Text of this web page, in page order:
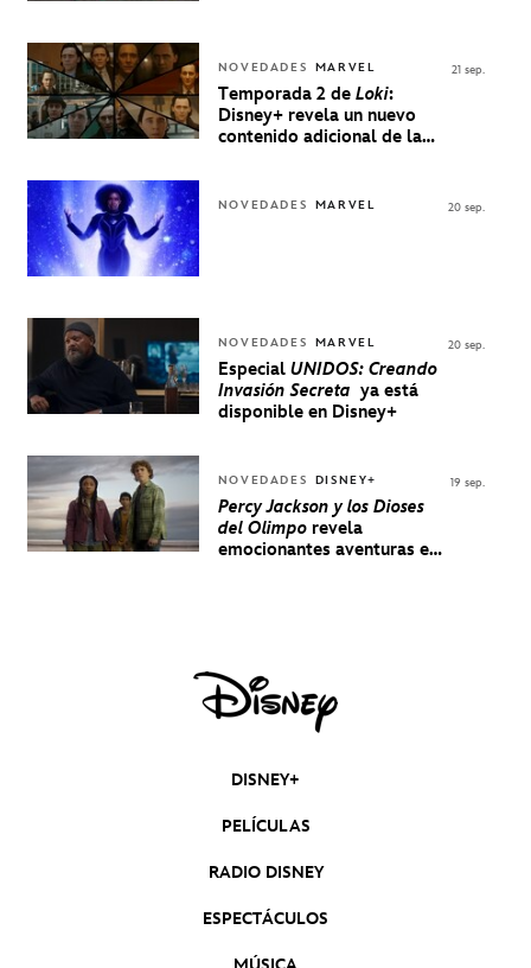
NOVEDADES MARVEL
Temporada 2 de Loki:
Disney+ revela un nuevo
contenido adicional de la
21 sep.
NOVEDADES MARVEL 20 sep.
NOVEDADES MARVEL
Especial UNIDOS: Creando
Invasión Secreta ya está
disponible en Disney+
20 sep.
NOVEDADES DISNEY+
Percy Jackson y los Dioses
del Olimporevela
emocionantes aventuras en
19 sep.
DISNEY+
PELÍCULAS
RADIO DISNEY
ESPECTÁCULOS